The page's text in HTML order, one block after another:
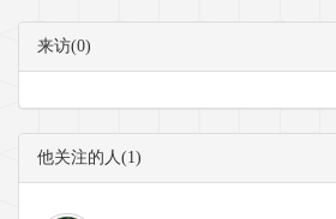
来访(0)
他关注的人(1)